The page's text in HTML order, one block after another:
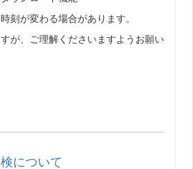
刻が変わる場合があります。
が、ご理解くださいますようお願い
について